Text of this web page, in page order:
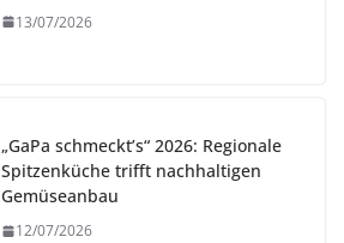
13/07/2026
„GaPa schmeckt’s“ 2026: Regionale
Spitzenküche trifft nachhaltigen
Gemüseanbau
12/07/2026